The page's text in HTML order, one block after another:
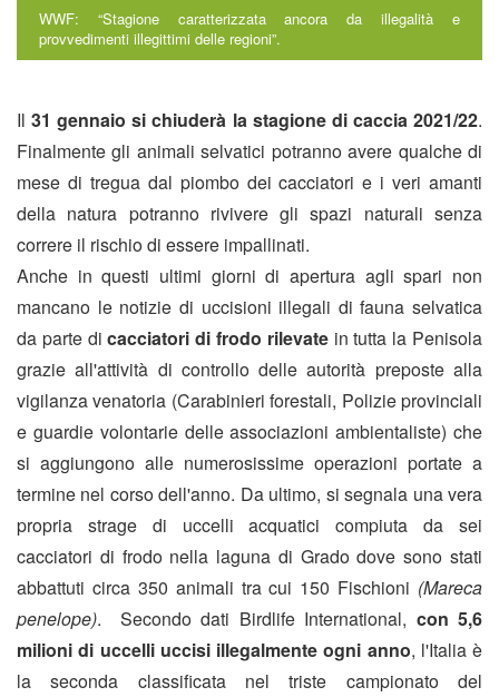
WWF: “Stagione caratterizzata ancora da illegalità e
provvedimenti illegittimi delle regioni”.
Il 31 gennaio si chiuderà la stagione di caccia 2021/22.
Finalmente gli animali selvatici potranno avere qualche di
mese di tregua dal piombo dei cacciatori e i veri amanti
della natura potranno rivivere gli spazi naturali senza
correre il rischio di essere impallinati.
Anche in questi ultimi giorni di apertura agli spari non
mancano le notizie di uccisioni illegali di fauna selvatica
da parte dicacciatori di frodo rilevatein tutta la Penisola
grazie all'attività di controllo delle autorità preposte alla
vigilanza venatoria (Carabinieri forestali, Polizie provinciali
e guardie volontarie delle associazioni ambientaliste) che
si aggiungono alle numerosissime operazioni portate a
termine nel corso dell'anno. Da ultimo, si segnala una vera
propria strage di uccelli acquatici compiuta da sei
cacciatori di frodo nella laguna di Grado dove sono stati
abbattuti circa 350 animali tra cui 150 Fischioni (Mareca
penelope). Secondo dati Birdlife International, con 5,6
milioni di uccelli uccisi illegalmente ogni anno, l'Italia è
la seconda classificata nel triste campionato del